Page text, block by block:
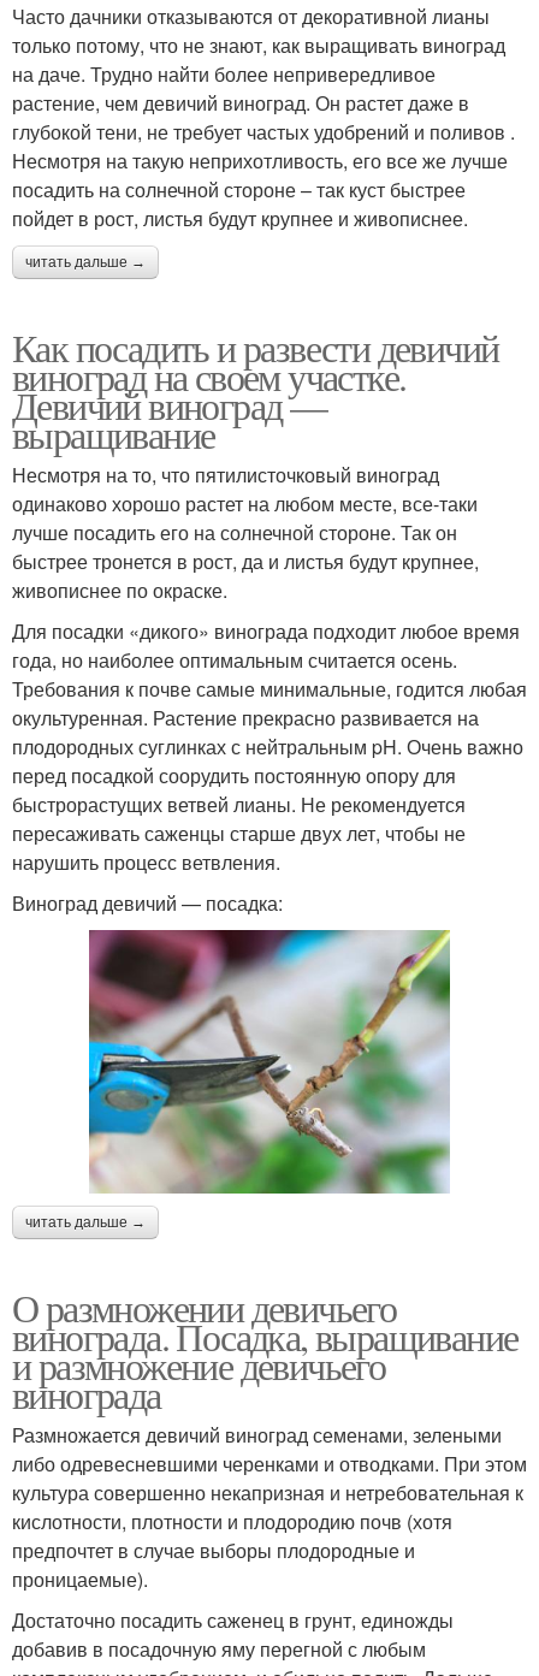
Часто дачники отказываются от декоративной лианы
только потому, что не знают, как выращивать виноград
на даче. Трудно найти более непривередливое
растение, чем девичий виноград. Он растет даже в
глубокой тени, не требует частых удобрений и поливов .
Несмотря на такую неприхотливость, его все же лучше
посадить на солнечной стороне – так куст быстрее
пойдет в рост, листья будут крупнее и живописнее.
читать дальше →
Как посадить и развести девичий
виноград на своем участке.
Девичий виноград —
выращивание
Несмотря на то, что пятилисточковый виноград
одинаково хорошо растет на любом месте, все-таки
лучше посадить его на солнечной стороне. Так он
быстрее тронется в рост, да и листья будут крупнее,
живописнее по окраске.
Для посадки «дикого» винограда подходит любое время
года, но наиболее оптимальным считается осень.
Требования к почве самые минимальные, годится любая
окультуренная. Растение прекрасно развивается на
плодородных суглинках с нейтральным pH. Очень важно
перед посадкой соорудить постоянную опору для
быстрорастущих ветвей лианы. Не рекомендуется
пересаживать саженцы старше двух лет, чтобы не
нарушить процесс ветвления.
Виноград девичий — посадка:
читать дальше →
О размножении девичьего
винограда. Посадка, выращивание
и размножение девичьего
винограда
Размножается девичий виноград семенами, зелеными
либо одревесневшими черенками и отводками. При этом
культура совершенно некапризная и нетребовательная к
кислотности, плотности и плодородию почв (хотя
предпочтет в случае выборы плодородные и
проницаемые).
Достаточно посадить саженец в грунт, единожды
добавив в посадочную яму перегной с любым